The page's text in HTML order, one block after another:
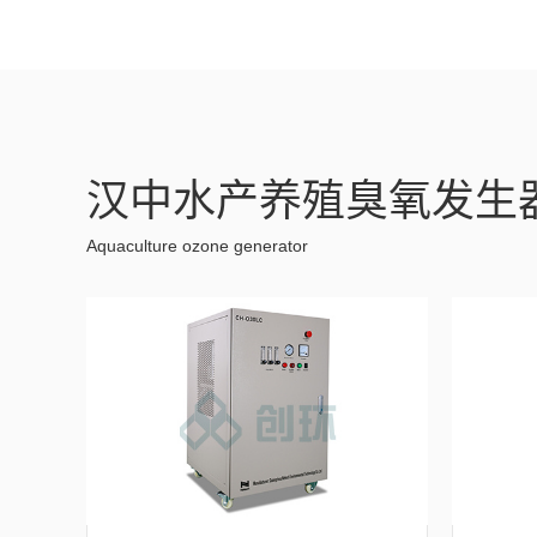
汉中水产养殖臭氧发生
Aquaculture ozone generator